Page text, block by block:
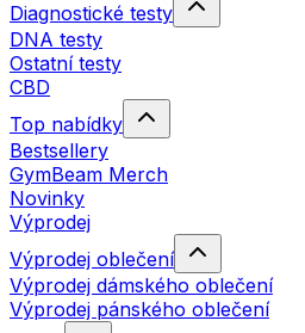
Diagnostické testy
DNA testy
Ostatní testy
CBD
Top nabídky
Bestsellery
GymBeam Merch
Novinky
Výprodej
Výprodej oblečení
Výprodej dámského oblečení
Výprodej pánského oblečení